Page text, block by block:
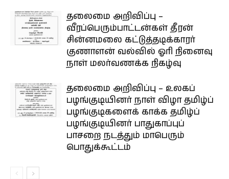
தலைமை அறிவிப்பு –
வீரப்பெரும்பாட்டன்கள் தீரன்
சின்னமலை கட்டுத்தடிக்காரர்
குணாளன் வல்வில் ஓரி நினைவு
நாள் மலர்வணக்க நிகழ்வு
தலைமை அறிவிப்பு – உலகப்
பழங்குடியினர் நாள் விழா தமிழ்ப்
பழங்குடிகளைக் காக்க தமிழ்ப்
பழங்குடியினர் பாதுகாப்புப்
பாசறை நடத்தும் மாபெரும்
பொதுக்கூட்டம்